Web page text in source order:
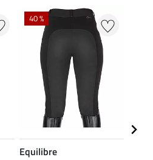
40 %
Equilibre